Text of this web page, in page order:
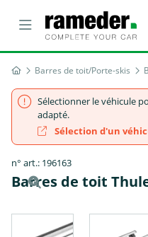
Barres de toit/Porte-skis
Sélectionner le véhicule
adapté.
Sélection d'un
n° art.: 196163
Barres de toit